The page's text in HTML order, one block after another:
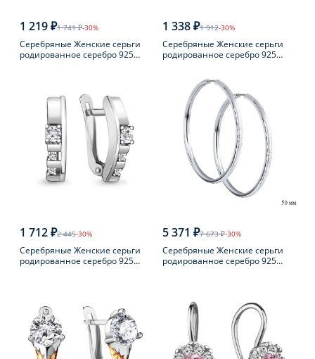
1 219 ₽1 741 ₽-30%
Серебряные Женские серьги
родированное серебро 925
1 338 ₽1 912-30%
Серебряные Женские серьги
родированное серебро 925
1 712 ₽2 445-30%
Серебряные Женские серьги
родированное серебро 925
5 371 ₽7 673 ₽-30%
Серебряные Женские серьги
родированное серебро 925